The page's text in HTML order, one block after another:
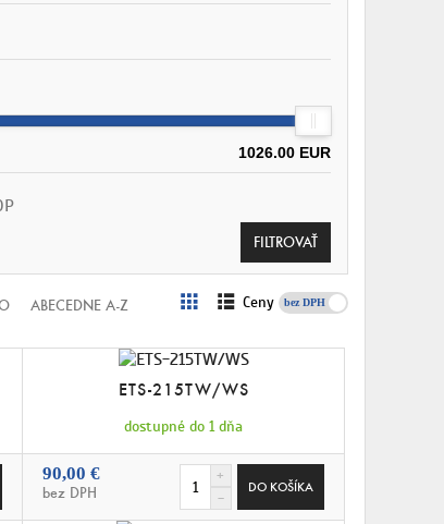
1026.00 EUR
ABECEDNE A-Z Ceny s DPH
ETS-215TW/WS
dostupné do 1 dňa
90,00 €
bez DPH